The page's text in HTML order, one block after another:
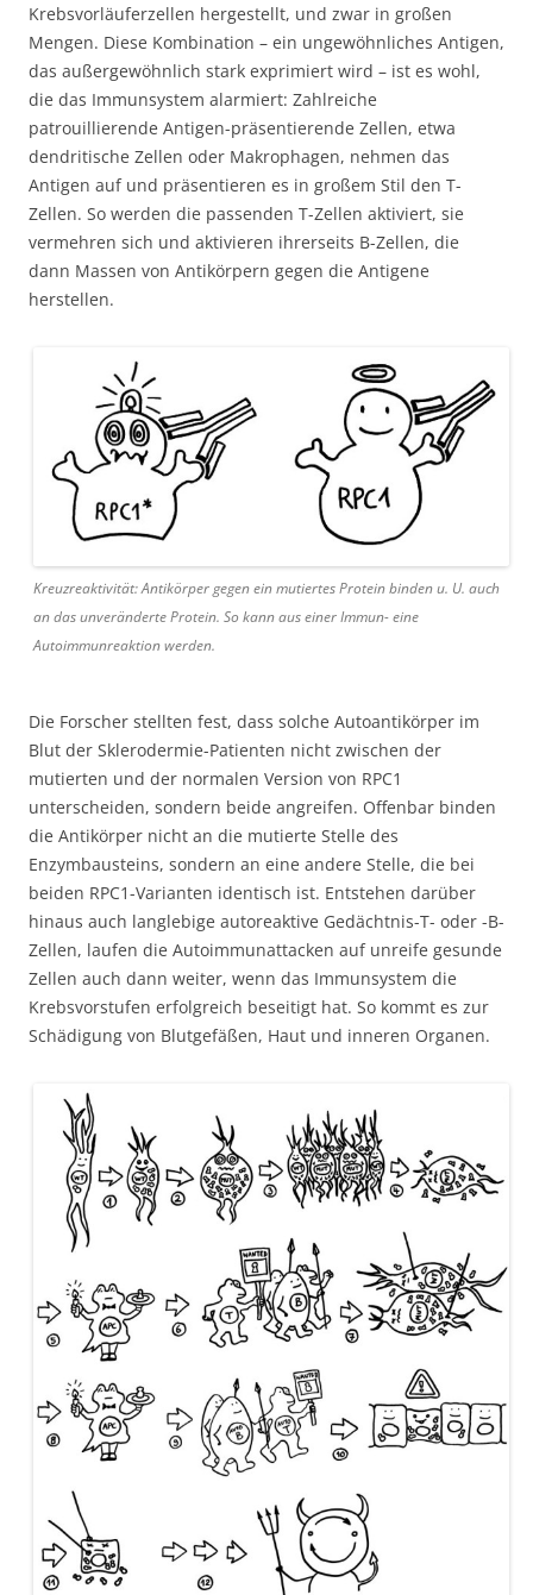
Krebsvorläuferzellen hergestellt, und zwar in großen
Mengen. Diese Kombination – ein ungewöhnliches Antigen,
das außergewöhnlich stark exprimiert wird – ist es wohl,
die das Immunsystem alarmiert: Zahlreiche
patrouillierende Antigen-präsentierende Zellen, etwa
dendritische Zellen oder Makrophagen, nehmen das
Antigen auf und präsentieren es in großem Stil den T-
Zellen. So werden die passenden T-Zellen aktiviert, sie
vermehren sich und aktivieren ihrerseits B-Zellen, die
dann Massen von Antikörpern gegen die Antigene
herstellen.
Kreuzreaktivität: Antikörper gegen ein mutiertes Protein binden u. U. auch
an das unveränderte Protein. So kann aus einer Immun- eine
Autoimmunreaktion werden.
Die Forscher stellten fest, dass solche Autoantikörper im
Blut der Sklerodermie-Patienten nicht zwischen der
mutierten und der normalen Version von RPC1
unterscheiden, sondern beide angreifen. Offenbar binden
die Antikörper nicht an die mutierte Stelle des
Enzymbausteins, sondern an eine andere Stelle, die bei
beiden RPC1-Varianten identisch ist. Entstehen darüber
hinaus auch langlebige autoreaktive Gedächtnis-T- oder -B-
Zellen, laufen die Autoimmunattacken auf unreife gesunde
Zellen auch dann weiter, wenn das Immunsystem die
Krebsvorstufen erfolgreich beseitigt hat. So kommt es zur
Schädigung von Blutgefäßen, Haut und inneren Organen.